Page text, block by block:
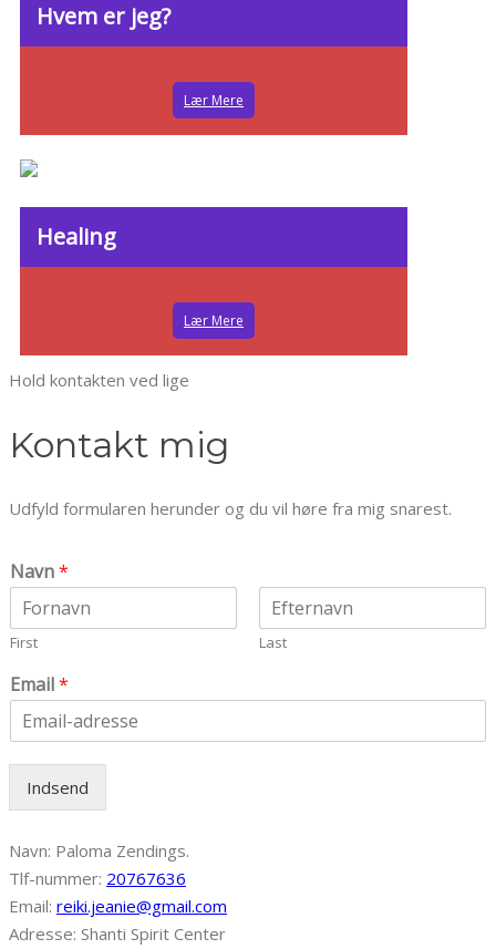
Hvem er jeg?
Lær Mere
Healing
Lær Mere
Hold kontakten ved lige
Kontakt mig
Udfyld formularen herunder og du vil høre fra mig snarest.
Navn*
First Last
Email*
Indsend
Navn: Paloma Zendings.
Tlf-nummer: 20767636
Email: reiki.jeanie@gmail.com
Adresse: Shanti Spirit Center